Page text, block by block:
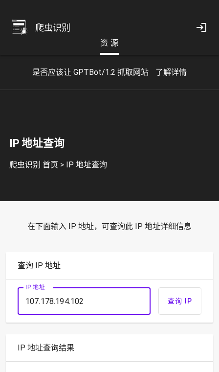
爬虫识别
资 源
是否应该让 GPTBot/1.2 抓取网站 了解详情
IP 地址查询
爬虫识别 首页 > IP 地址查询
在下面输入 IP 地址，可查询此 IP 地址详细信息
查询 IP 地址
IP 地址
查询 IP
IP 地址查询结果